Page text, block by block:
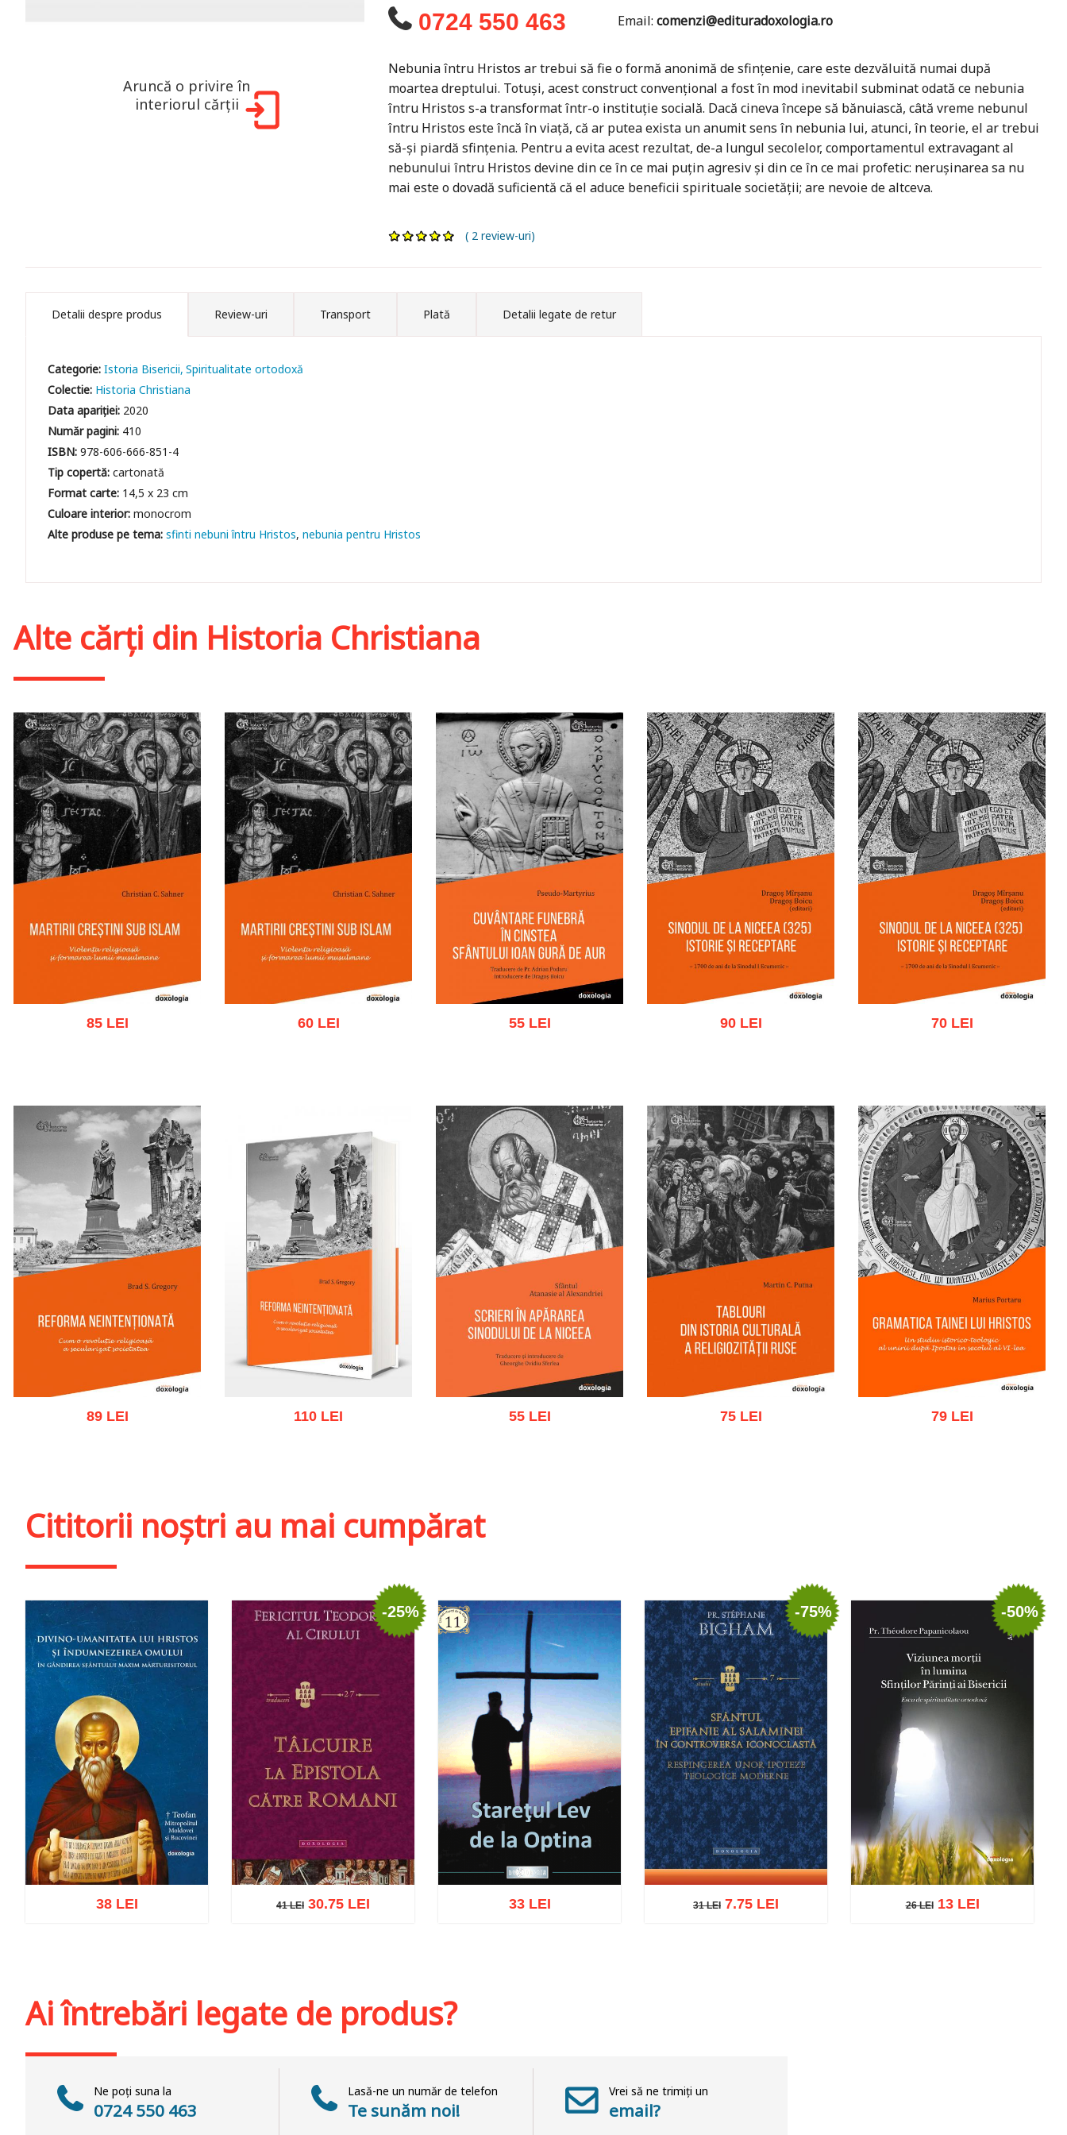
Aruncă o privire în
interiorul cărții
0724 550 463 Email:comenzi@edituradoxologia.ro
Nebunia întru Hristos ar trebui să fie o formă anonimă de sfințenie, care este dezvăluită numai după
moartea dreptului. Totuși, acest construct convențional a fost în mod inevitabil subminat odată ce nebunia
întru Hristos s-a transformat într-o instituție socială. Dacă cineva începe să bănuiască, câtă vreme nebunul
întru Hristos este încă în viață, că ar putea exista un anumit sens în nebunia lui, atunci, în teorie, el ar trebui
să-și piardă sfințenia. Pentru a evita acest rezultat, de-a lungul secolelor, comportamentul extravagant al
nebunului întru Hristos devine din ce în ce mai puțin agresiv și din ce în ce mai profetic: nerușinarea sa nu
mai este o dovadă suficientă că el aduce beneficii spirituale societății; are nevoie de altceva.
( 2 review-uri)
Detalii despre produs Review-uri Transport Plată Detalii legate de retur
Categorie:Istoria Bisericii Spiritualitate ortodoxă
Colectie: Historia Christiana
Data apariției: 2020
Număr pagini: 410
ISBN:978-606-666-851-4
Tip copertă:cartonată
Format carte: 14,5 x 23 cm
Culoare interior:monocrom
sfinti nebuni întru Hristos nebunia pentru Hristos
Alte cărți din Historia Christiana
Adaugă în coș Wishlist
85 LEI 60 LEI
Adaugă în coș Wishlist
55 LEI
Adaugă în coș Wishlist
90 LEI
Adaugă în coș Wishlist
70 LEI
89 LEI 110 LEI 55 LEI 75 LEI 79 LEI
Cititorii noștri au mai cumpărat
38 LEI
-25%
41 LEI 30.75 LEI 33 LEI
-75%
31 LEI 7.75 LEI
-50%
26 LEI13 LEI
Ai întrebări legate de produs?
Ne poți suna la
0724 550 463
Lasă-ne un număr de telefon
Te sunăm noi!
Vrei să ne trimiți un
email?